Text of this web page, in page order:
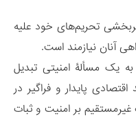
تحریم‌های خود علیه
آنان نیازمند است.
یک مسألۀ امنیتی تبدیل
پایدار و فراگیر در
بر امنیت و ثبات